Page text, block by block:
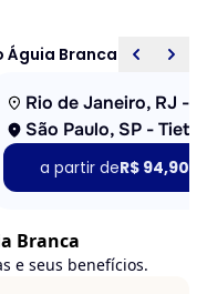
Águia Branca
São Paulo, SP - Tietê
a partir deR$ 94,90
Branca
e seus benefícios.